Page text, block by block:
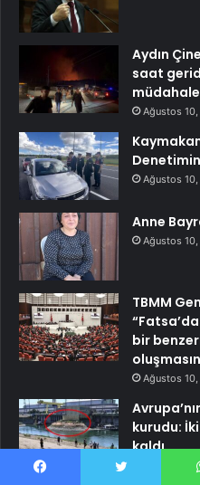
Aydın
saat
Ağustos
Ağustos
Anne
Ağustos
TBMM
bir
Ağustos
kurudu:
kaldı
Ağustos 9,